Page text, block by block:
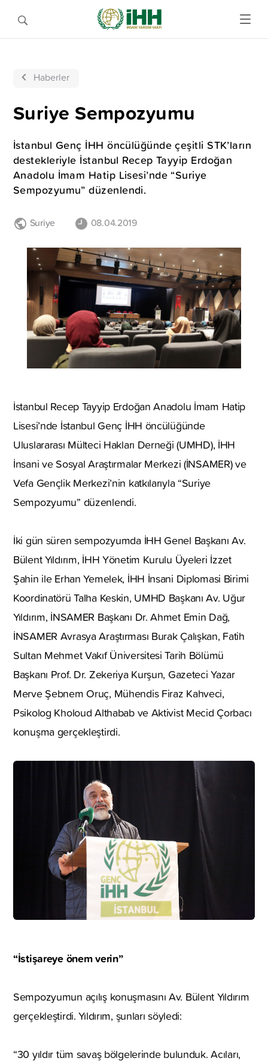
Haberler
Suriye Sempozyumu
İstanbul Genç İHH öncülüğünde çeşitli STK’ların
destekleriyle İstanbul Recep Tayyip Erdoğan
Anadolu İmam Hatip Lisesi’nde “Suriye
Sempozyumu” düzenlendi.
Suriye 08.04.2019
İstanbul Recep Tayyip Erdoğan Anadolu İmam Hatip
Lisesi’nde İstanbul Genç İHH öncülüğünde
Uluslararası Mülteci Hakları Derneği (UMHD), İHH
İnsani ve Sosyal Araştırmalar Merkezi (İNSAMER) ve
Vefa Gençlik Merkezi’nin katkılarıyla “Suriye
Sempozyumu” düzenlendi.
İki gün süren sempozyumda İHH Genel Başkanı Av.
Bülent Yıldırım, İHH Yönetim Kurulu Üyeleri İzzet
Şahin ile Erhan Yemelek, İHH İnsani Diplomasi Birimi
Koordinatörü Talha Keskin, UMHD Başkanı Av. Uğur
Yıldırım, İNSAMER Başkanı Dr. Ahmet Emin Dağ,
İNSAMER Avrasya Araştırması Burak Çalışkan, Fatih
Sultan Mehmet Vakıf Üniversitesi Tarih Bölümü
Başkanı Prof. Dr. Zekeriya Kurşun, Gazeteci Yazar
Merve Şebnem Oruç, Mühendis Firaz Kahveci,
Psikolog Kholoud Althabab ve Aktivist Mecid Çorbacı
konuşma gerçekleştirdi.
“İstişareye önem verin”
Sempozyumun açılış konuşmasını Av. Bülent Yıldırım
gerçekleştirdi. Yıldırım, şunları söyledi:
“30 yıldır tüm savaş bölgelerinde bulunduk. Acıları,